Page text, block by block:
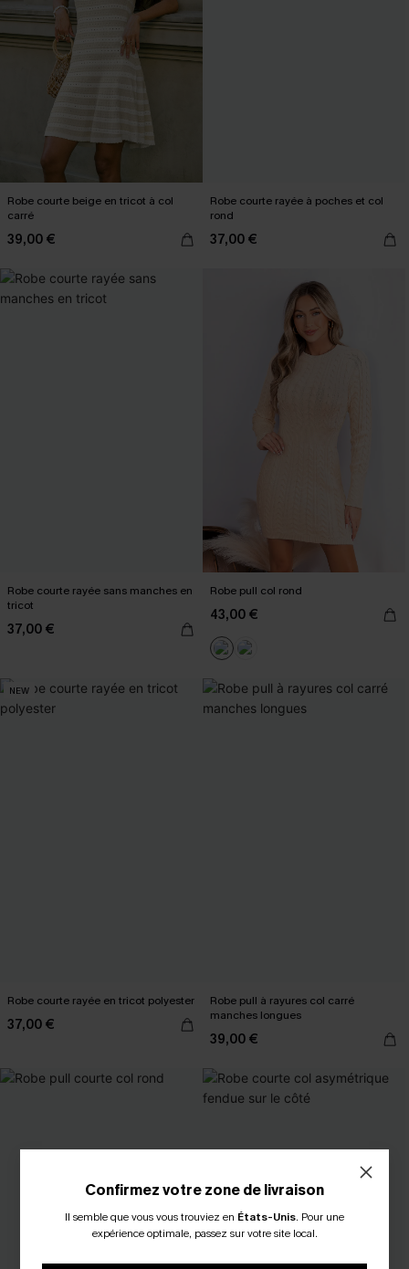
Robe courte beige en tricot à col
carré
39,00 €
Robe courte rayée à poches et col
rond
37,00 €
Robe courte rayée sans manches en
tricot
37,00 €
Robe pull col rond
43,00 €
NEW
Robe courte rayée en tricot polyester
37,00 €
Robe pull à rayures col carré
manches longues
39,00 €
Confirmez votre zone de livraison
Il semble que vous vous trouviez en États-Unis. Pour une
expérience optimale, passez sur votre site local.